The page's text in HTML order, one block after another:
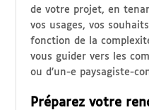
de votre projet, en
vos usages, vos
fonction de la
vous guider vers les
ou d’un-e paysagiste-
Préparez votre